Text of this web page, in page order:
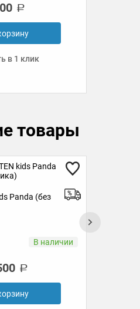
в 1 клик
товары
Panda (без
В наличии